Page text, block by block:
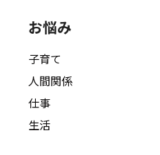
お悩み
子育て
人間関係
仕事
生活